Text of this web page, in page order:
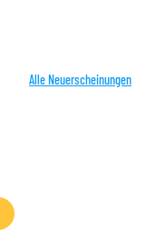
Alle Neuerscheinungen